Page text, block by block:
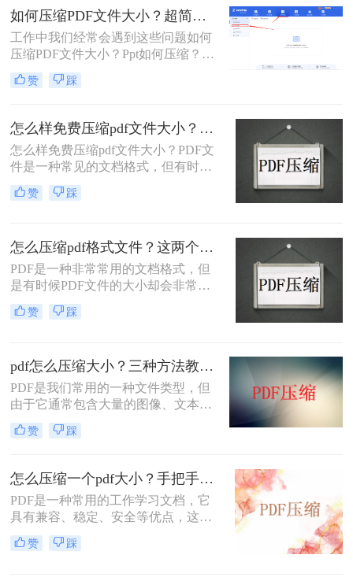
是上传和发送都会很慢，网络不好的
话，还不容易发出去。尤其是领导要
你微信发过去的时候，因为微信只能
发送小于100M的文件，文件太大就无
法传送了，真是太痛苦了
如何压缩PDF文件大小？超简单的压缩方法来了!
工作中我们经常会遇到这些问题如何
压缩PDF文件大小？Ppt如何压缩？
Word如何压缩？视频如何压缩？……
今天小编来介绍一款能够压缩文件的
赞 踩
怎么样免费压缩pdf文件大小？试试这个在线压缩方法！
怎么样免费压缩pdf文件大小？PDF文
件是一种常见的文档格式，但有时候
它们的文件大小可能会很大，难以通
过电子邮件或其他方式共享。在这种
赞 踩
怎么压缩pdf格式文件？这两个免费方法建议收藏！
PDF是一种非常常用的文档格式，但
是有时候PDF文件的大小却会非常
大，不方便我们传输和存储。因此，
压缩PDF文件是一个很不错的选择。
赞 踩
pdf怎么压缩大小？三种方法教你压缩pdf！
PDF是我们常用的一种文件类型，但
由于它通常包含大量的图像、文本，
甚至其他的媒体文件，导致体积会越
来越大，不仅传输速度慢，有些甚至
PDF文件体积太大时该如何解决呢？
下面小编给大家分享几种pdf怎么压缩
大小方法，简单实用。
赞 踩
怎么压缩一个pdf大小？手把手教你在线压缩！
PDF是一种常用的工作学习文档，它
具有兼容、稳定、安全等优点，这是
一种在网络传输中常用的传输格式，
但在传输PDF文件时，其大小常常是
赞 踩